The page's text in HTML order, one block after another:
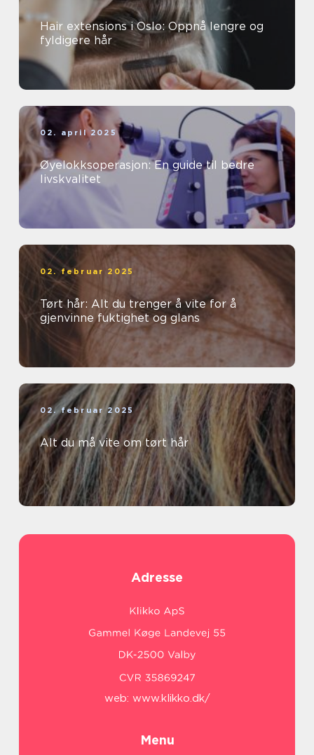
Hair extensions i Oslo: Oppnå lengre og
fyldigere hår
02. april 2025
Øyelokksoperasjon: En guide til bedre
livskvalitet
02. februar 2025
Tørt hår: Alt du trenger å vite for å
gjenvinne fuktighet og glans
02. februar 2025
Alt du må vite om tørt hår
Adresse
web: www.klikko.dk/
Menu